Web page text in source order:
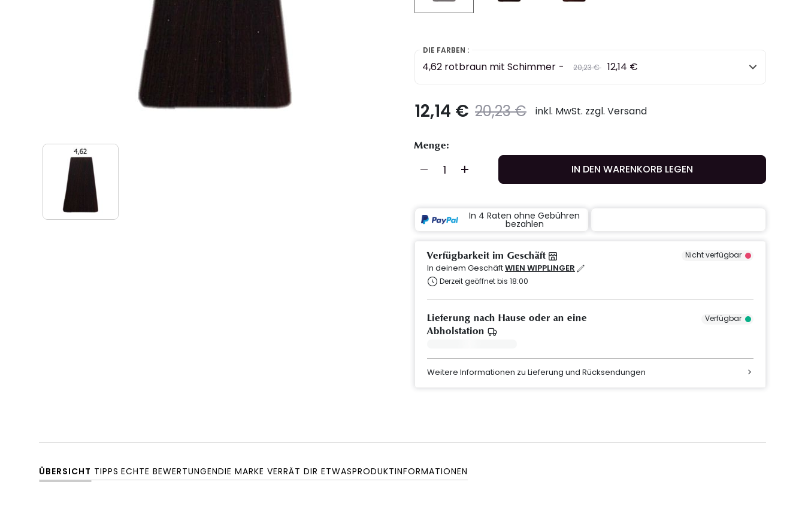
selected
DIE FARBEN :
4,62 rotbraun mit Schimmer - Preis
20,23 €to12,14 €
Preis
20,23 €to
12,14 € inkl. MwSt. zzgl. Versand
Menge:
IN DEN WARENKORB LEGEN
In 4 Raten ohne Gebühren
bezahlen
Verfügbarkeit im Geschäft Nicht verfügbar
In deinem GeschäftWIEN WIPPLINGER
Derzeit geöffnet bis 18:00
Lieferung nach Hause oder an eine
Abholstation
Verfügbar
Weitere Informationen zu Lieferung und Rücksendungen
ÜBERSICHT TIPPS ECHTE BEWERTUNGENDIE MARKE VERRÄT DIR ETWASPRODUKTINFORMATIONEN